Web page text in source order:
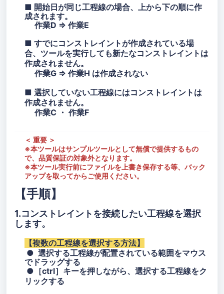
■ 開始日が同じ工程線の場合、上から下の順に作
成されます。
作業D ⇒ 作業E
■ すでにコンストレイントが作成されている場
合、ツールを実行しても新たなコンストレイントは
作成されません。
作業G ⇒ 作業H は作成されない
■ 選択していない工程線にはコンストレイントは
作成されません。
作業C ・ 作業F
＜ 重要 ＞
※本ツールはサンプルツールとして無償で提供するもの
で、品質保証の対象外となります。
※本ツール実行前にファイルを上書き保存する等、バック
アップを取ってからご使用ください。
【手順】
1.コンストレイントを接続したい工程線を選択
します。
【複数の工程線を選択する方法】
● 選択する工程線が配置されている範囲をマウス
でドラッグする
●［ctrl］キーを押しながら、選択する工程線をク
リックする